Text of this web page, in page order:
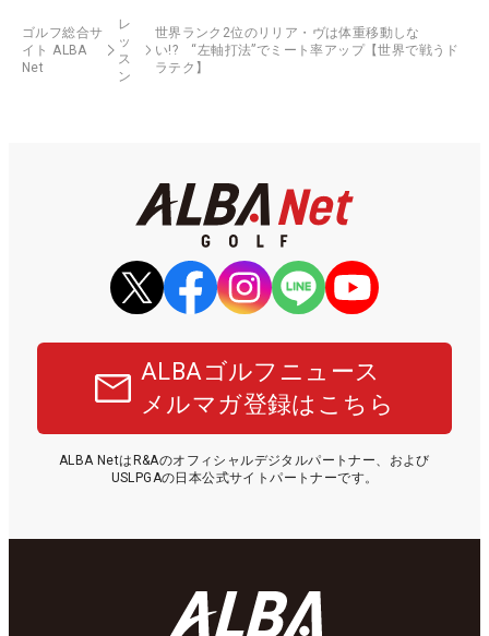
ゴルフ総合サ
イト ALBA
Net
レ
ッ
ス
ン
世界ランク2位のリリア・ヴは体重移動しな
い!? “左軸打法”でミート率アップ【世界で戦うド
ラテク】
ALBAゴルフニュース
メルマガ登録はこちら
ALBA NetはR&Aのオフィシャルデジタルパートナー、および
USLPGAの日本公式サイトパートナーです。